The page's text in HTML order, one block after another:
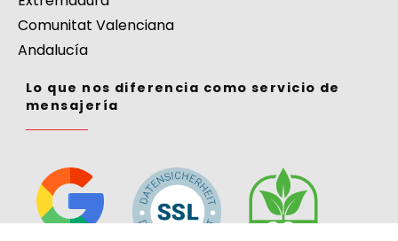
Comunitat Valenciana
Andalucía
Lo que nos diferencia como servicio de
mensajería